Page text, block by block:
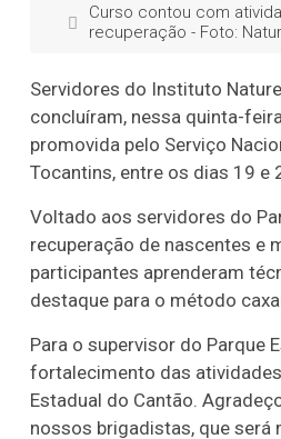
Curso contou com
recuperação - Foto:
Servidores do Instituto
concluíram, nessa quinta-
promovida pelo Serviço
Tocantins, entre os dias 19 e
Voltado aos servidores do
recuperação de nascentes e
participantes aprenderam
destaque para o método
Para o supervisor do Parque
fortalecimento das
Estadual do Cantão.
nossos brigadistas, que será